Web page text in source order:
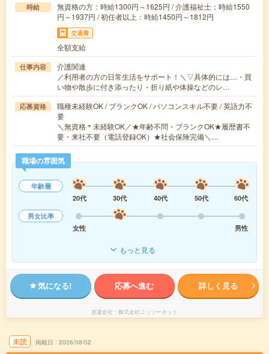
時給
無資格の方：時給1300円～1625円 / 介護福祉士：時給1550
円～1937円 / 初任者以上：時給1450円～1812円
交通費
全額支給
仕事内容
介護関連
／利用者の方の日常生活をサポート！＼▽具体的には…・買
い物や散歩に付き添ったり・折り紙や体操などのレ…
応募資格
職種未経験OK / ブランクOK / パソコンスキル不要 / 英語力不
要
＼無資格＊未経験OK／★年齢不問・ブランクOK★履歴書不
要・来社不要（電話登録OK）★社会保険完備＼…
職場の雰囲気
年齢層
20代
30代 40代 50代
60代
男女比率
女性
男性
もっと見る
気になる! 応募へ進む 詳しく見る
派遣会社 株式会社ニッソーネット
未読 掲載日 2026/08/02